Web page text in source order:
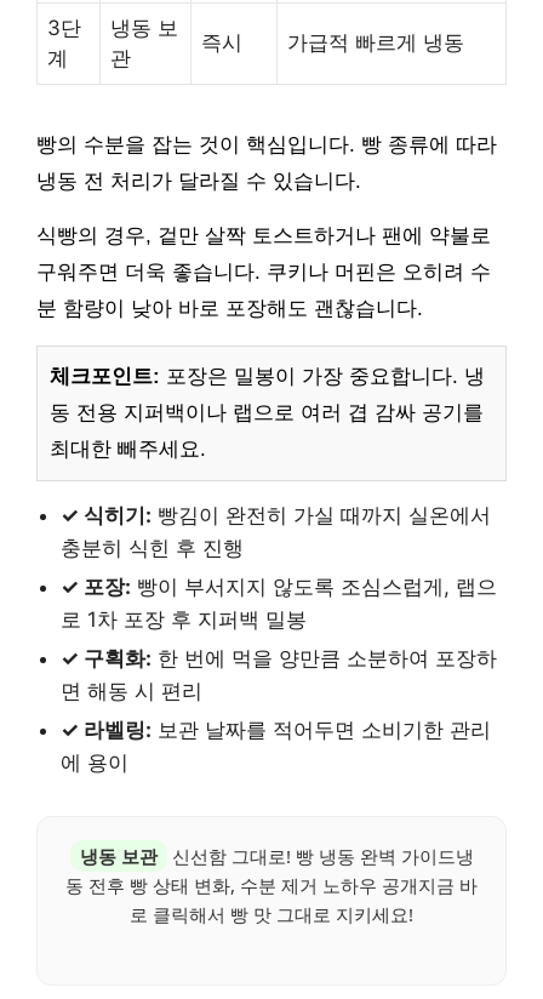
3단
계
냉동 보
관
즉시 가급적 빠르게 냉동
빵의 수분을 잡는 것이 핵심입니다. 빵 종류에 따라
냉동 전 처리가 달라질 수 있습니다.
식빵의 경우, 겉만 살짝 토스트하거나 팬에 약불로
구워주면 더욱 좋습니다. 쿠키나 머핀은 오히려 수
분 함량이 낮아 바로 포장해도 괜찮습니다.
체크포인트: 포장은 밀봉이 가장 중요합니다. 냉
동 전용 지퍼백이나 랩으로 여러 겹 감싸 공기를
최대한 빼주세요.
✓ 식히기: 빵김이 완전히 가실 때까지 실온에서
충분히 식힌 후 진행
✓ 포장: 빵이 부서지지 않도록 조심스럽게, 랩으
로 1차 포장 후 지퍼백 밀봉
✓ 구획화: 한 번에 먹을 양만큼 소분하여 포장하
면 해동 시 편리
✓ 라벨링: 보관 날짜를 적어두면 소비기한 관리
에 용이
냉동 보관
신선함 그대로! 빵 냉동 완벽 가이드냉
동 전후 빵 상태 변화, 수분 제거 노하우 공개지금 바
로 클릭해서 빵 맛 그대로 지키세요!